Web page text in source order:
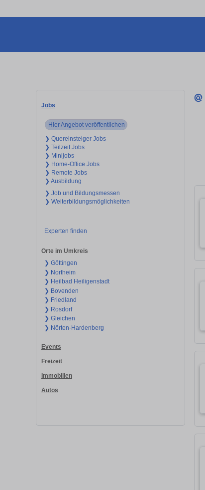
Jobs
Hier Angebot veröffentlichen
❯ Quereinsteiger Jobs
❯ Teilzeit Jobs
❯ Minijobs
❯ Home-Office Jobs
❯ Remote Jobs
❯ Ausbildung
❯ Job und Bildungsmessen
❯ Weiterbildungsmöglichkeiten
Experten finden
Orte im Umkreis
❯ Göttingen
❯ Northeim
❯ Heilbad Heiligenstadt
❯ Bovenden
❯ Friedland
❯ Rosdorf
❯ Gleichen
❯ Nörten-Hardenberg
Events
Freizeit
Immobilien
Autos